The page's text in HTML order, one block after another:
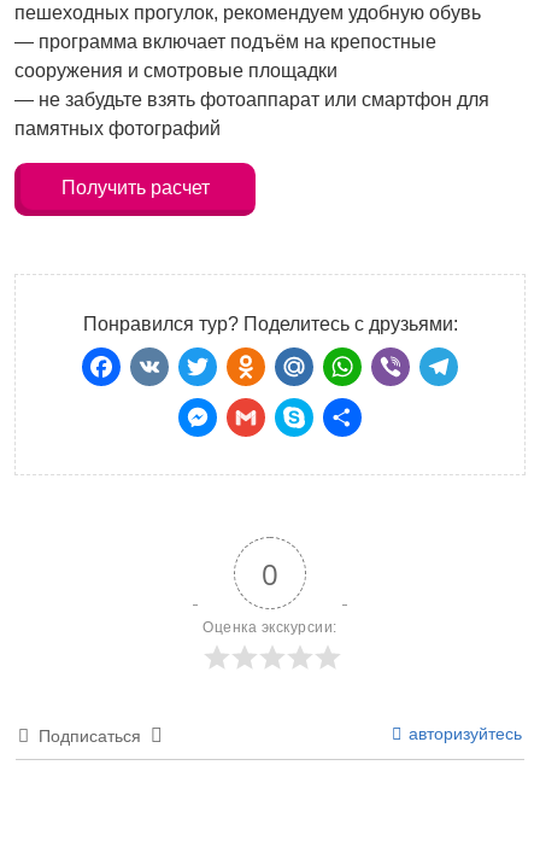
пешеходных прогулок, рекомендуем удобную обувь
— программа включает подъём на крепостные
сооружения и смотровые площадки
— не забудьте взять фотоаппарат или смартфон для
памятных фотографий
Получить расчет
Понравился тур? Поделитесь с друзьями:
Facebook
VKTwitter
Odnoklassniki
Mail.Ru
WhatsApp
Отправить
0
Оценка экскурсии:
Подписаться авторизуйтесь